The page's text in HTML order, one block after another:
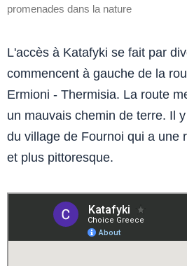
promenades dans la nature
L'accès à Katafyki se fait par
commencent à gauche de la
Ermioni - Thermisia. La route
un mauvais chemin de terre. Il
du village de Fournoi qui a une
et plus pittoresque.